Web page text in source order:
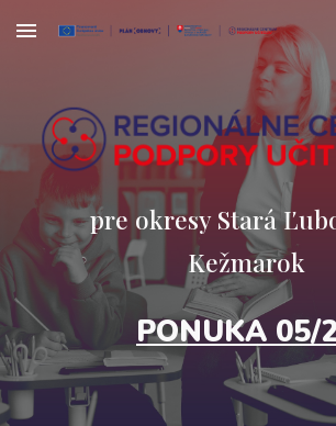
Skip to main content
pre okresyStará
Kežmarok
PONUKA 05/